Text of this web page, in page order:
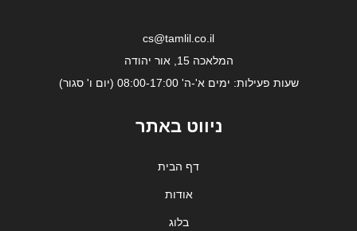
cs@tamlil.co.il
המלאכה 15, אור יהודה
שעות פעילות: ימים א'-ה' 08:00-17:00 (יום ו' סגור)
ניווט באתר
דף הבית
אודות
בלוג